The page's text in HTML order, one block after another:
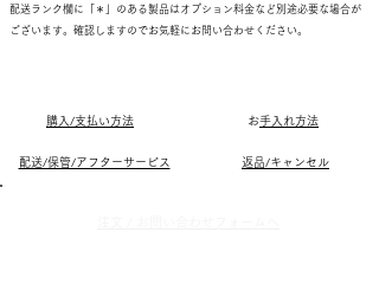
配送ランク欄に「＊」のある製品はオプション料金など別途必要な場合が
ございます。確認しますのでお気軽にお問い合わせください。
購入/支払い方法 ​お手入れ方法
配送/保管/アフターサービス 返品/キャンセル